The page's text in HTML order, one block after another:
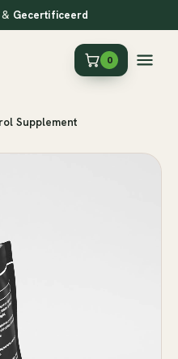
& Gecertificeerd
0
Supplement